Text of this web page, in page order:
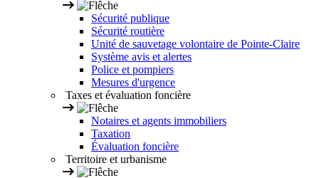
Sécurité publique
Sécurité routière
Unité de sauvetage volontaire de Pointe-Claire
Système avis et alertes
Police et pompiers
Mesures d'urgence
Taxes et évaluation foncière
Notaires et agents immobiliers
Taxation
Évaluation foncière
Territoire et urbanisme